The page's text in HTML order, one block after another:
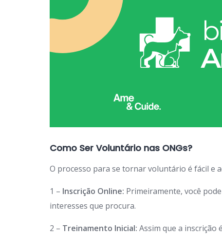
Como Ser Voluntário nas ONGs?
O processo para se tornar voluntário é fácil e
1 – Inscrição Online: Primeiramente, você pode
interesses que procura.
2 – Treinamento Inicial: Assim que a inscrição